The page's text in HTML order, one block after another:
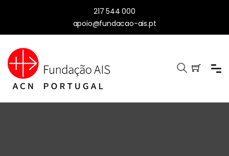
217 544 000
apoio@fundacao-ais.pt